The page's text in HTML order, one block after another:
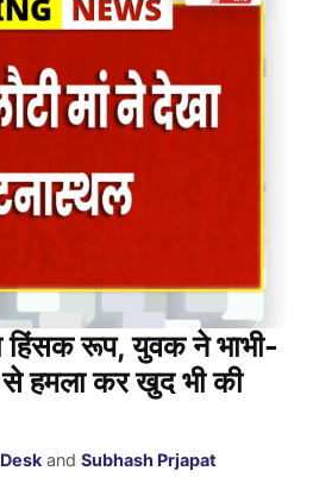
हिंसक रूप, युवक ने भाभी-
से हमला कर खुद भी की
andSubhash Prjapat